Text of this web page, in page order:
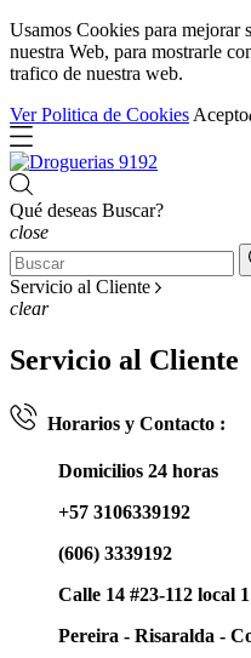
Usamos Cookies para mejorar
nuestra Web, para mostrarle
trafico de nuestra web.
Ver Politica de Cookies Acepto
Qué deseas Buscar?
close
Servicio al Cliente
clear
Servicio al Cliente
Horarios y Contacto :
Domicilios 24 horas
+57 3106339192
(606) 3339192
Calle 14 #23-112 local
Pereira - Risaralda -